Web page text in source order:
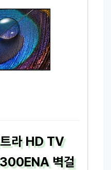
라 HD TV
벽걸